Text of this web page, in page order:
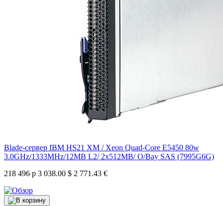
Blade-сервер IBM HS21 XM / Xeon Quad-Core E5450 80w
3.0GHz/1333MHz/12MB L2/ 2x512MB/ O/Bay SAS (7995G6G)
218 496 р 3 038.00 $ 2 771.43 €